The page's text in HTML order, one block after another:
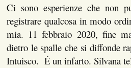
Ci sono esperienze che non
registrare qualcosa in modo
mia. 11 febbraio 2020, fine
dietro le spalle che si diffonde
Intuisco. É un infarto. Silvana